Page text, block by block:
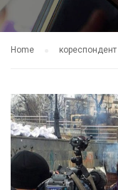
Home кореспондент